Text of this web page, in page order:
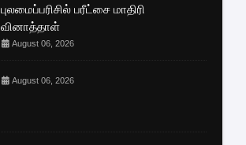
புலமைப்பரிசில் பரீட்சை மாதிரி
வினாத்தாள்
August 06, 2026
August 06, 2026